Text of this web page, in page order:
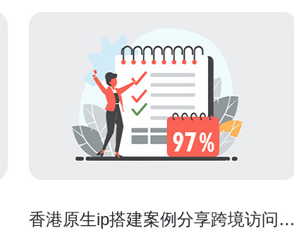
香港原生ip搭建案例分享跨境访问与